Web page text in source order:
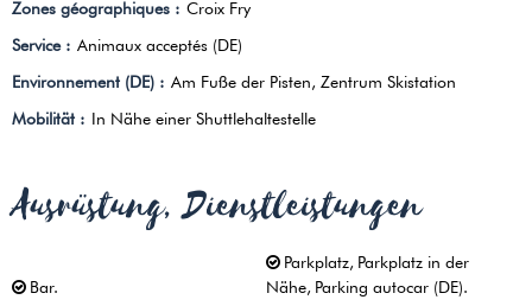
Zones géographiques : Croix Fry
Service : Animaux acceptés (DE)
Environnement (DE) : Am Fuße der Pisten Zentrum Skistation
Mobilität : In Nähe einer Shuttlehaltestelle
Ausrüstung, Dienstleistungen
Bar
Parkplatz Parkplatz in der
Nähe Parking autocar (DE)